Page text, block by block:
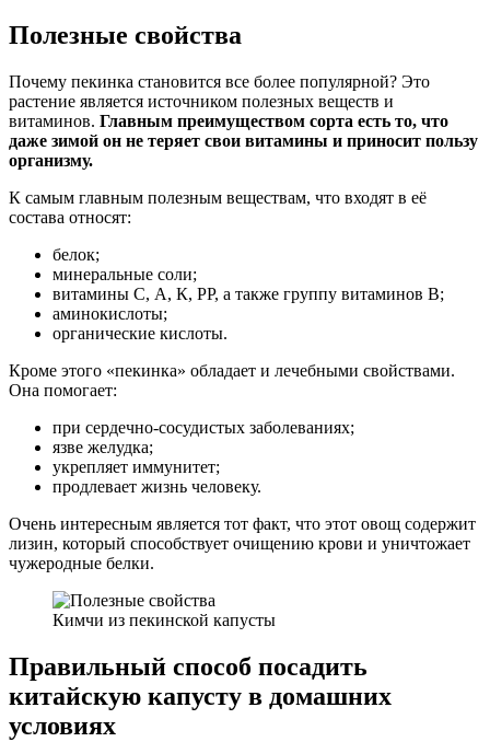
Полезные свойства
Почему пекинка становится все более популярной? Это
растение является источником полезных веществ и
витаминов. Главным преимуществом сорта есть то, что
даже зимой он не теряет свои витамины и приносит пользу
организму.
К самым главным полезным веществам, что входят в её
состава относят:
белок;
минеральные соли;
витамины С, А, К, РР, а также группу витаминов В;
аминокислоты;
органические кислоты.
Кроме этого «пекинка» обладает и лечебными свойствами.
Она помогает:
при сердечно-сосудистых заболеваниях;
язве желудка;
укрепляет иммунитет;
продлевает жизнь человеку.
Очень интересным является тот факт, что этот овощ содержит
лизин, который способствует очищению крови и уничтожает
чужеродные белки.
Кимчи из пекинской капусты
Правильный способ посадить
китайскую капусту в домашних
условиях